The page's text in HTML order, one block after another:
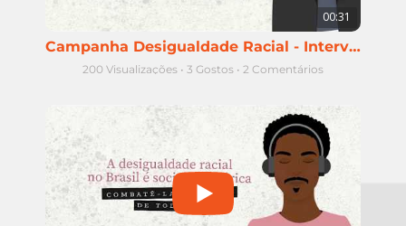
00:31
Campanha Desigualdade Racial - Intervenção policial e população negra
200 Visualizações • 3 Gostos • 2 Comentários